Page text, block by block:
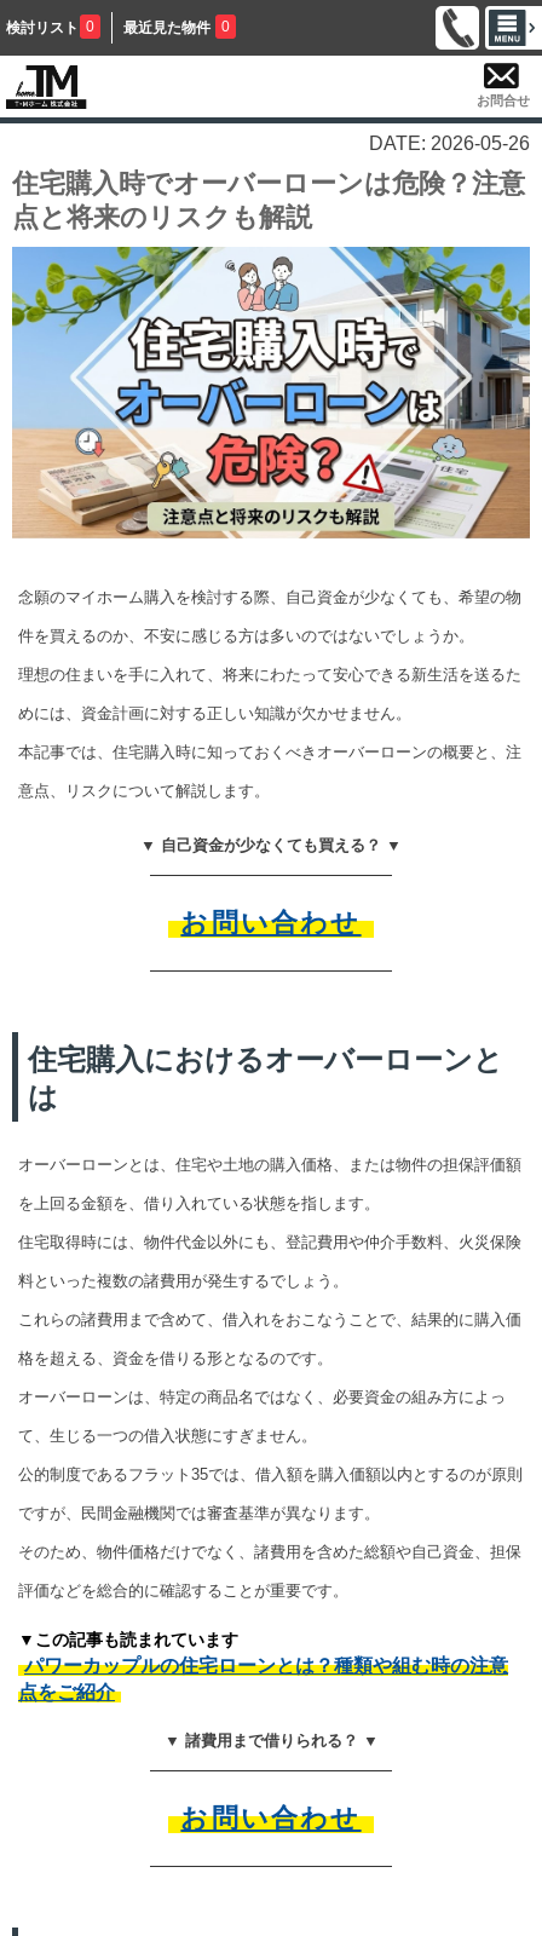
検討リスト 0 最近見た物件 0
お問合せ
DATE: 2026-05-26
住宅購入時でオーバーローンは危険？注意
点と将来のリスクも解説
念願のマイホーム購入を検討する際、自己資金が少なくても、希望の物
件を買えるのか、不安に感じる方は多いのではないでしょうか。
理想の住まいを手に入れて、将来にわたって安心できる新生活を送るた
めには、資金計画に対する正しい知識が欠かせません。
本記事では、住宅購入時に知っておくべきオーバーローンの概要と、注
意点、リスクについて解説します。
▼ 自己資金が少なくても買える？ ▼
お問い合わせ
住宅購入におけるオーバーローンと
は
オーバーローンとは、住宅や土地の購入価格、または物件の担保評価額
を上回る金額を、借り入れている状態を指します。
住宅取得時には、物件代金以外にも、登記費用や仲介手数料、火災保険
料といった複数の諸費用が発生するでしょう。
これらの諸費用まで含めて、借入れをおこなうことで、結果的に購入価
格を超える、資金を借りる形となるのです。
オーバーローンは、特定の商品名ではなく、必要資金の組み方によっ
て、生じる一つの借入状態にすぎません。
公的制度であるフラット35では、借入額を購入価額以内とするのが原則
ですが、民間金融機関では審査基準が異なります。
そのため、物件価格だけでなく、諸費用を含めた総額や自己資金、担保
評価などを総合的に確認することが重要です。
▼この記事も読まれています
パワーカップルの住宅ローンとは？種類や組む時の注意
点をご紹介
▼ 諸費用まで借りられる？ ▼
お問い合わせ